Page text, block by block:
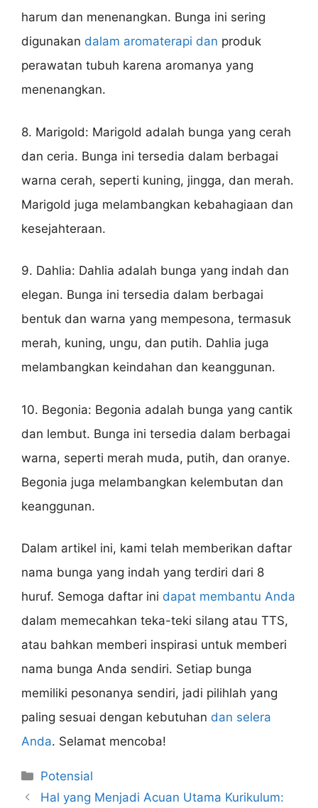
harum dan menenangkan. Bunga ini sering
digunakan dalam aromaterapi dan produk
perawatan tubuh karena aromanya yang
menenangkan.
8. Marigold: Marigold adalah bunga yang cerah
dan ceria. Bunga ini tersedia dalam berbagai
warna cerah, seperti kuning, jingga, dan merah.
Marigold juga melambangkan kebahagiaan dan
kesejahteraan.
9. Dahlia: Dahlia adalah bunga yang indah dan
elegan. Bunga ini tersedia dalam berbagai
bentuk dan warna yang mempesona, termasuk
merah, kuning, ungu, dan putih. Dahlia juga
melambangkan keindahan dan keanggunan.
10. Begonia: Begonia adalah bunga yang cantik
dan lembut. Bunga ini tersedia dalam berbagai
warna, seperti merah muda, putih, dan oranye.
Begonia juga melambangkan kelembutan dan
keanggunan.
Dalam artikel ini, kami telah memberikan daftar
nama bunga yang indah yang terdiri dari 8
huruf. Semoga daftar ini dapat membantu Anda
dalam memecahkan teka-teki silang atau TTS,
atau bahkan memberi inspirasi untuk memberi
nama bunga Anda sendiri. Setiap bunga
memiliki pesonanya sendiri, jadi pilihlah yang
paling sesuai dengan kebutuhan dan selera
Anda. Selamat mencoba!
Categories
Potensial
Hal yang Menjadi Acuan Utama Kurikulum: